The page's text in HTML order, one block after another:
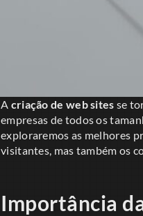
A criação de web sites se
empresas de todos os
exploraremos as melhores
visitantes, mas também os
Importância